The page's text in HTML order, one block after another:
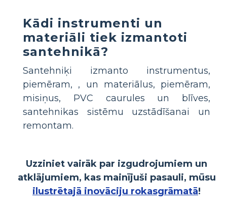
Kādi instrumenti un
materiāli tiek izmantoti
santehnikā?
Santehniķi izmanto instrumentus,
piemēram, , un materiālus, piemēram,
misiņus, PVC caurules un blīves,
santehnikas sistēmu uzstādīšanai un
remontam.
Uzziniet vairāk par izgudrojumiem un
atklājumiem, kas mainījuši pasauli, mūsu
ilustrētajā inovāciju rokasgrāmatā!